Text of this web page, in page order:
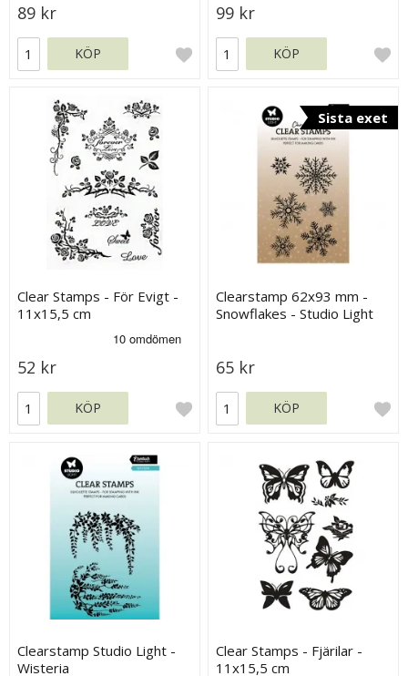
89 kr
KÖP
99 kr
KÖP
Clear Stamps - För Evigt -
11x15,5 cm
52 kr
KÖP
Sista exet
Clearstamp 62x93 mm -
Snowflakes - Studio Light
65 kr
KÖP
Clearstamp Studio Light -
Wisteria
Clear Stamps - Fjärilar -
11x15,5 cm